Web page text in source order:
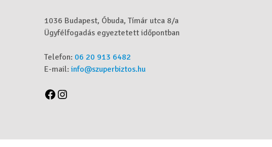
1036 Budapest, Óbuda, Tímár utca 8/a
Ügyfélfogadás egyeztetett időpontban
Telefon: 06 20 913 6482
E-mail: info@szuperbiztos.hu